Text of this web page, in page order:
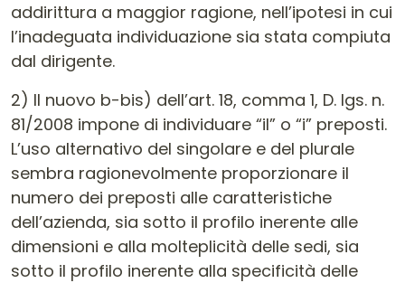
addirittura a maggior ragione, nell’ipotesi in cui
l’inadeguata individuazione sia stata compiuta
dal dirigente.
2) Il nuovo b-bis) dell’art. 18, comma 1, D. lgs. n.
81/2008 impone di individuare “il” o “i” preposti.
L’uso alternativo del singolare e del plurale
sembra ragionevolmente proporzionare il
numero dei preposti alle caratteristiche
dell’azienda, sia sotto il profilo inerente alle
dimensioni e alla molteplicità delle sedi, sia
sotto il profilo inerente alla specificità delle